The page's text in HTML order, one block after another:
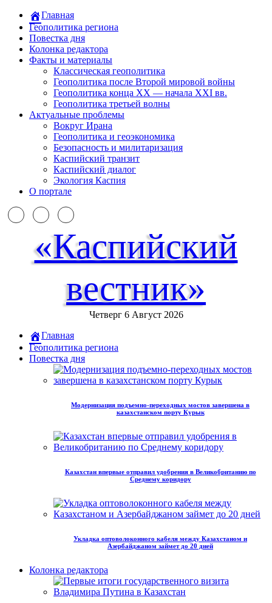
Главная
Геополитика региона
Повестка дня
Колонка редактора
Факты и материалы
Классическая геополитика
Геополитика после Второй мировой войны
Геополитика конца XX — начала XXI вв.
Геополитика третьей волны
Актуальные проблемы
Вокруг Ирана
Геополитика и геоэкономика
Безопасность и милитаризация
Каспийский транзит
Каспийский диалог
Экология Каспия
О портале
«Каспийский
вестник»
Четверг 6 Август 2026
Главная
Геополитика региона
Повестка дня
Модернизация подъемно-переходных мостов завершена в
казахстанском порту Курык
Казахстан впервые отправил удобрения в Великобританию по
Среднему коридору
Укладка оптоволоконного кабеля между Казахстаном и
Азербайджаном займет до 20 дней
Колонка редактора